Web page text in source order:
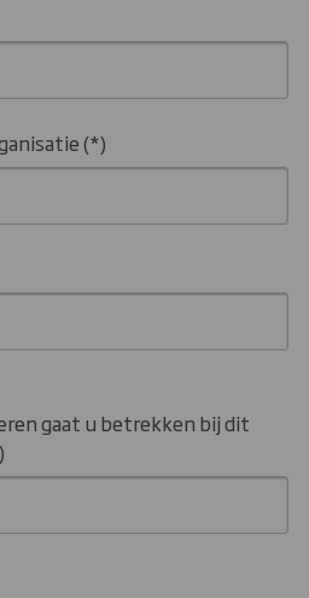
gaat u betrekken bij dit